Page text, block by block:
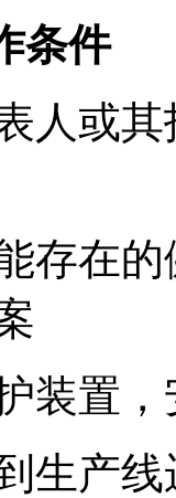
条件
或其
在的
置，
产线